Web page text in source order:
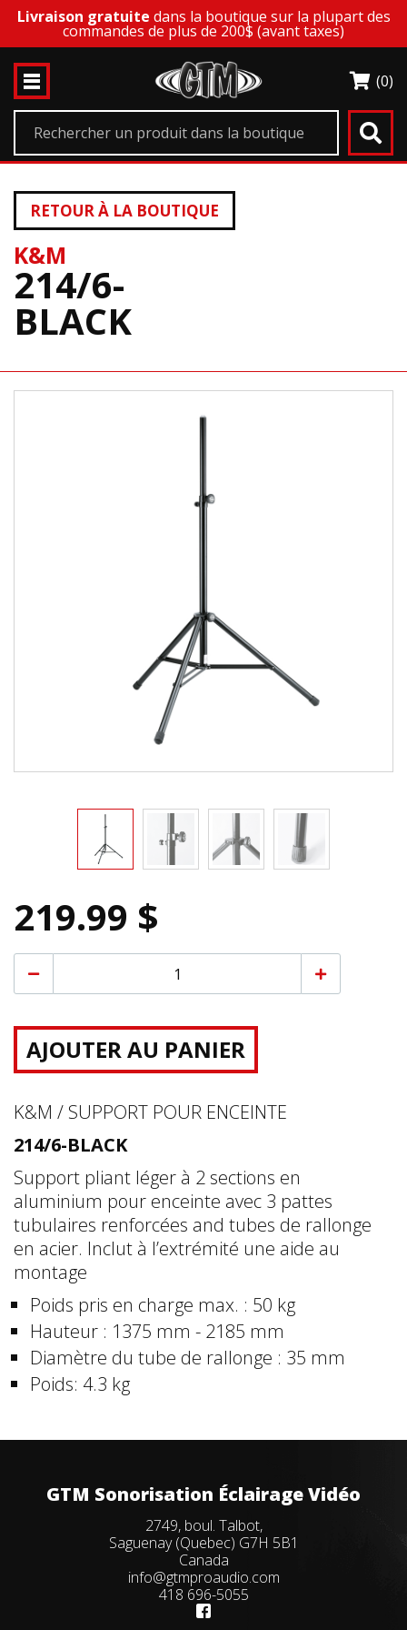
Livraison gratuite dans la boutique sur la plupart des
commandes de plus de 200$ (avant taxes)
(0)
K&M
214/6-
BLACK
RETOUR À LA BOUTIQUE
219.99 $
AJOUTER AU PANIER
K&M / SUPPORT POUR ENCEINTE
214/6-BLACK
Support pliant léger à 2 sections en
aluminium pour enceinte avec 3 pattes
tubulaires renforcées and tubes de rallonge
en acier. Inclut à l’extrémité une aide au
montage
Poids pris en charge max. : 50 kg
Hauteur : 1375 mm - 2185 mm
Diamètre du tube de rallonge : 35 mm
Poids: 4.3 kg
GTM Sonorisation Éclairage Vidéo
2749, boul. Talbot,
Saguenay (Quebec) G7H 5B1
Canada
info@gtmproaudio.com
418 696-5055